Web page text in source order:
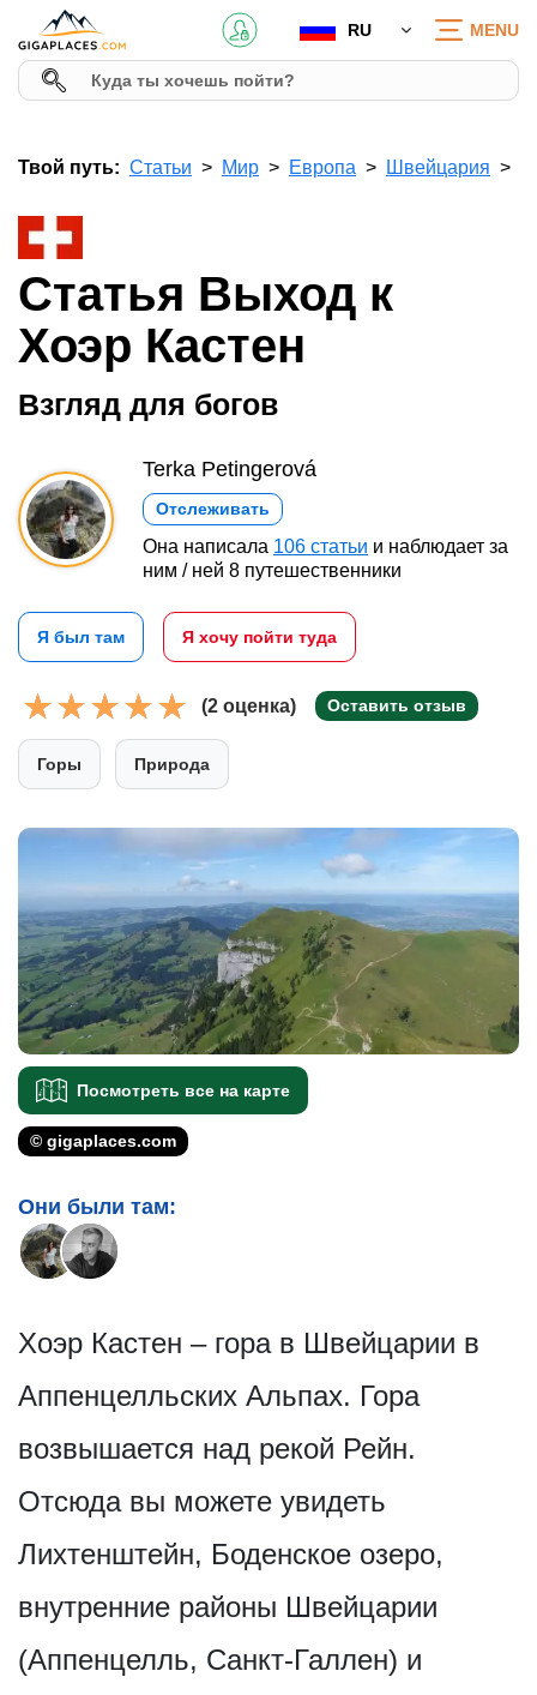
RU MENU
Твой путь: Статьи Мир Европа Швейцария
Статья Выход к
Хоэр Кастен
Взгляд для богов
Terka Petingerová
Отслеживать
Она написала 106 статьи и наблюдает за
ним / ней 8 путешественники
Я был там Я хочу пойти туда
(2 оценка) Оставить отзыв
Горы Природа
Посмотреть все на карте
© gigaplaces.com
Они были там:
Хоэр Кастен – гора в Швейцарии в
Аппенцелльских Альпах. Гора
возвышается над рекой Рейн.
Отсюда вы можете увидеть
Лихтенштейн, Боденское озеро,
внутренние районы Швейцарии
(Аппенцелль, Санкт-Галлен) и